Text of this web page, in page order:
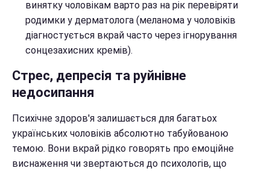
винятку чоловікам варто раз на рік перевіряти
родимки у дерматолога (меланома у чоловіків
діагностується вкрай часто через ігнорування
сонцезахисних кремів).
Стрес, депресія та руйнівне
недосипання
Психічне здоров'я залишається для багатьох
українських чоловіків абсолютно табуйованою
темою. Вони вкрай рідко говорять про емоційне
виснаження чи звертаються до психологів, що